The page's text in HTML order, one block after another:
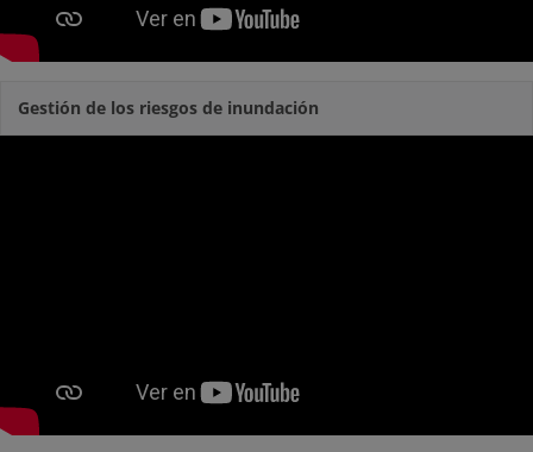
Gestión de los riesgos de inundación